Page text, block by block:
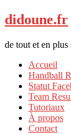
didoune.fr
de tout et en plus
Accueil
Handball
Statut
Team
Tutoriaux
À propos
Contact